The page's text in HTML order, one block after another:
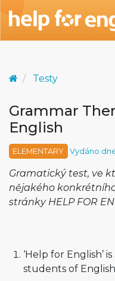
Testy
Grammar
English
ELEMENTARY Vydáno dne
Gramatický test, ve
nějakého
stránky HELP FOR
‘Help for English’ is
students of